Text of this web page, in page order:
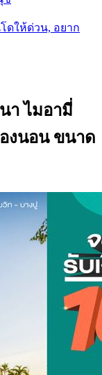
ดให้ด่วน, อยาก
า ไมอามี่
งนอน ขนาด